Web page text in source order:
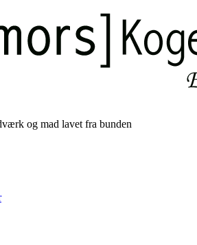
og mad lavet fra bunden